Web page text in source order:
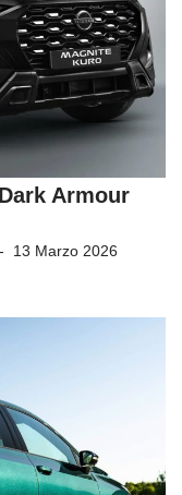
Armour
13 Marzo 2026